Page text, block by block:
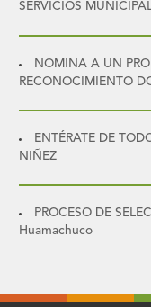
SERVICIOS
NOMINA A UN
RECONOCIMIENTO
ENTÉRATE DE
NIÑEZ
PROCESO DE
Huamachuco